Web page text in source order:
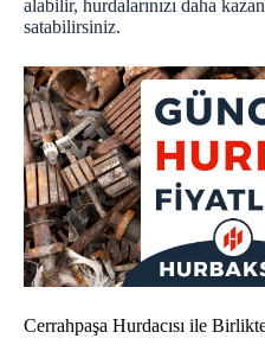
alabilir, hurdalarınızı daha
satabilirsiniz.
Cerrahpaşa Hurdacısı ile